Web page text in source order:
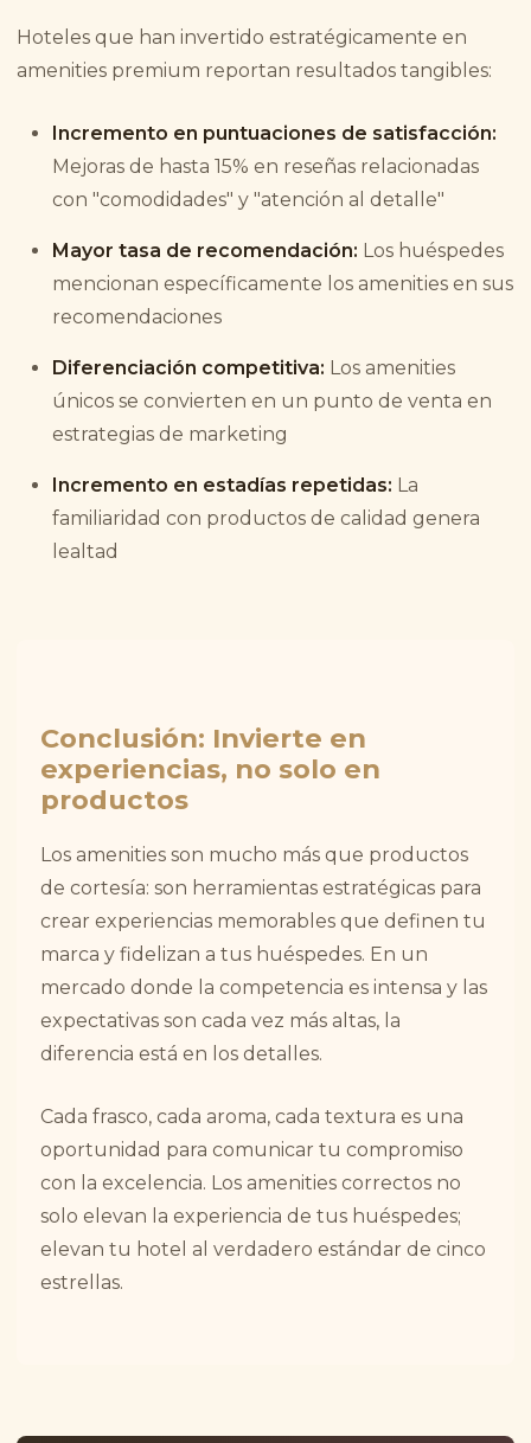
Hoteles que han invertido estratégicamente en
amenities premium reportan resultados tangibles:
Incremento en puntuaciones de satisfacción:
Mejoras de hasta 15% en reseñas relacionadas
con "comodidades" y "atención al detalle"
Mayor tasa de recomendación: Los huéspedes
mencionan específicamente los amenities en sus
recomendaciones
Diferenciación competitiva: Los amenities
únicos se convierten en un punto de venta en
estrategias de marketing
Incremento en estadías repetidas: La
familiaridad con productos de calidad genera
lealtad
Conclusión: Invierte en
experiencias, no solo en
productos
Los amenities son mucho más que productos
de cortesía: son herramientas estratégicas para
crear experiencias memorables que definen tu
marca y fidelizan a tus huéspedes. En un
mercado donde la competencia es intensa y las
expectativas son cada vez más altas, la
diferencia está en los detalles.
Cada frasco, cada aroma, cada textura es una
oportunidad para comunicar tu compromiso
con la excelencia. Los amenities correctos no
solo elevan la experiencia de tus huéspedes;
elevan tu hotel al verdadero estándar de cinco
estrellas.